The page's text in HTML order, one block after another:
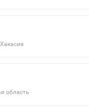
область